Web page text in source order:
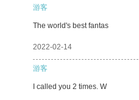
游客
The world's best fantas
2022-02-14
游客
I called you 2 times. W